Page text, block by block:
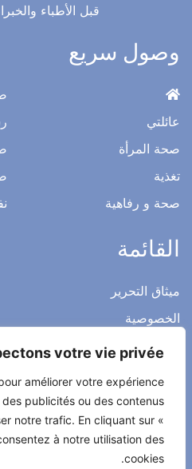
votre vie privée.
améliorer votre expérience
publicités ou des contenus
notre trafic. En cliquant sur «
à notre utilisation des
cookies.
قبل الأطباء
وصول سريع
عائلتي
صحة المرأة
تغذية
صحة و رفاهية
القائمة
ميثاق التحرير
الخصوصية
الاشعار القانوني
اتصل بنا